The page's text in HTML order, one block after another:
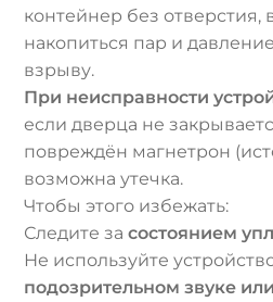
контейнер без отверстия,
накопиться пар и
взрыву.
При неисправности
если дверца не
повреждён магнетрон
возможна утечка.
Чтобы этого избежать:
Следите засостоянием
Не используйте
подозрительном звуке